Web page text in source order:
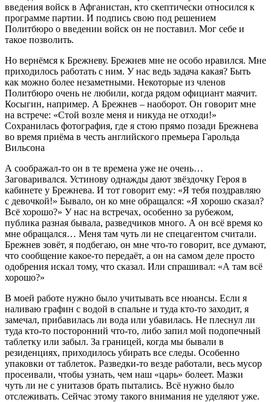
введения войск в Афганистан, кто скептически относился к
программе партии. И подпись свою под решением
Политбюро о введении войск он не поставил. Мог себе и
такое позволить.
Но вернёмся к Брежневу. Брежнев мне не особо нравился. Мне
приходилось работать с ним. У нас ведь задача какая? Быть
как можно более незаметными. Некоторые из членов
Политбюро очень не любили, когда рядом официант маячит.
Косыгин, например. А Брежнев – наоборот. Он говорит мне
на встрече: «Стой возле меня и никуда не отходи!»
Сохранилась фотография, где я стою прямо позади Брежнева
во время приёма в честь английского премьера Гарольда
Вильсона
А соображал-то он в те времена уже не очень…
Заговаривался. Устинову однажды дают звёздочку Героя в
кабинете у Брежнева. И тот говорит ему: «Я тебя поздравляю
с девочкой!» Бывало, он ко мне обращался: «Я хорошо сказал?
Всё хорошо?» У нас на встречах, особенно за рубежом,
публика разная бывала, разведчиков много. А он всё время ко
мне обращался… Меня там чуть ли не спецагентом считали.
Брежнев зовёт, я подбегаю, он мне что-то говорит, все думают,
что сообщение какое-то передаёт, а он на самом деле просто
одобрения искал тому, что сказал. Или спрашивал: «А там всё
хорошо?»
В моей работе нужно было учитывать все нюансы. Если я
наливаю графин с водой в спальне и туда кто-то заходит, я
замечал, прибавилась ли вода или убавилась. Не плеснул ли
туда кто-то посторонний что-то, либо запил мой подопечный
таблетку или забыл. За границей, когда мы бывали в
резиденциях, приходилось убирать все следы. Особенно
упаковки от таблеток. Разведки-то везде работали, весь мусор
просеивали, чтобы узнать, чем наш «царь» болеет. Мазки
чуть ли не с унитазов брать пытались. Всё нужно было
отслеживать. Сейчас этому такого внимания не уделяют уже.